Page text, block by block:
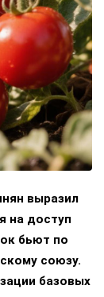
выразил
на доступ
бьют по
союзу.
базовых